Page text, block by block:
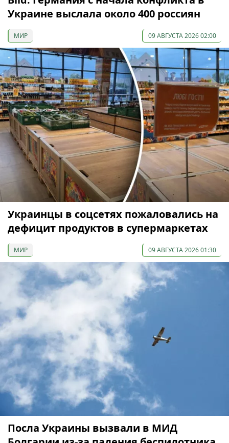
Украине выслала около 400 россиян
МИР 09 АВГУСТА 2026 02:00
Украинцы в соцсетях пожаловались на
дефицит продуктов в супермаркетах
МИР 09 АВГУСТА 2026 01:30
Посла Украины вызвали в МИД